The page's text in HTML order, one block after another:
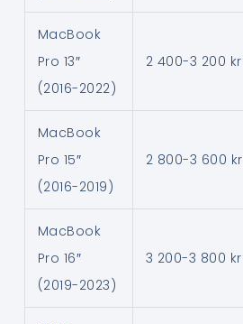
MacBook
Pro 13″
(2016-2022)
2 400-3 200 kr
MacBook
Pro 15″
(2016-2019)
2 800-3 600 kr
MacBook
Pro 16″
(2019-2023)
3 200-3 800 kr